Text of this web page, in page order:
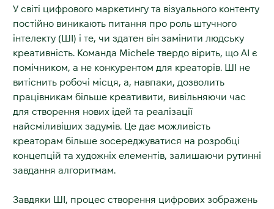
У світі цифрового маркетингу та візуального контенту
постійно виникають питання про роль штучного
інтелекту (ШІ) і те, чи здатен він замінити людську
креативність. Команда Michele твердо вірить, що АІ є
помічником, а не конкурентом для креаторів. ШІ не
витіснить робочі місця, а, навпаки, дозволить
працівникам більше креативити, вивільняючи час
для створення нових ідей та реалізації
найсміливіших задумів. Це дає можливість
креаторам більше зосереджуватися на розробці
концепцій та художніх елементів, залишаючи рутинні
завдання алгоритмам.
Завдяки ШІ, процес створення цифрових зображень